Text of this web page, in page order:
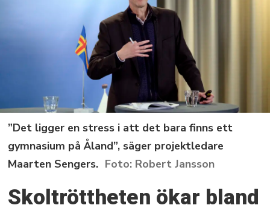
”Det ligger en stress i att det bara finns ett
gymnasium på Åland”, säger projektledare
Maarten Sengers.
Robert Jansson
Skoltröttheten ökar bland